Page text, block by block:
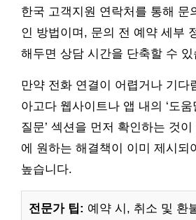
한국 고객지원 연락처를 통해 문
인 방법이며, 문의 전 예약 세부
해두면 상담 시간을 단축할 수 있
만약 전화 연결이 어렵거나 기다
아고다 웹사이트나 앱 내의 ‘도움
질문’ 섹션을 먼저 확인하는 것
에 원하는 해결책이 이미 제시되
높습니다.
전문가 팁: 예약 시, 취소 및 환